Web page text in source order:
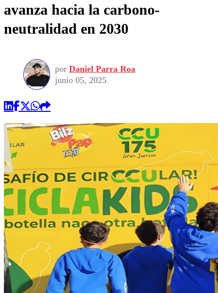
avanza hacia la carbono-
neutralidad en 2030
por Daniel Parra Roa
junio 05, 2025